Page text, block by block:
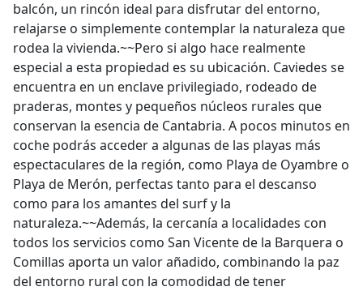
balcón, un rincón ideal para disfrutar del entorno,
relajarse o simplemente contemplar la naturaleza que
rodea la vivienda.~~Pero si algo hace realmente
especial a esta propiedad es su ubicación. Caviedes se
encuentra en un enclave privilegiado, rodeado de
praderas, montes y pequeños núcleos rurales que
conservan la esencia de Cantabria. A pocos minutos en
coche podrás acceder a algunas de las playas más
espectaculares de la región, como Playa de Oyambre o
Playa de Merón, perfectas tanto para el descanso
como para los amantes del surf y la
naturaleza.~~Además, la cercanía a localidades con
todos los servicios como San Vicente de la Barquera o
Comillas aporta un valor añadido, combinando la paz
del entorno rural con la comodidad de tener